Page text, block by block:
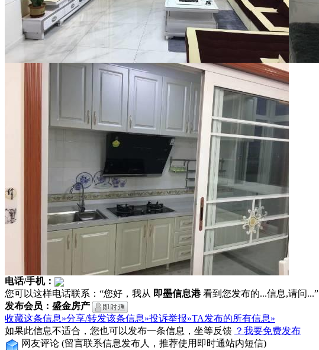
电话/手机：
您可以这样电话联系：“您好，我从 即墨信息港看到您发布的...信息,请问...”
发布会员：盛金房产
收藏这条信息»分享/转发该条信息»投诉举报»TA发布的所有信息»
如果此信息不适合，您也可以发布一条信息，坐等反馈 ？我要免费发布
网友评论 (留言联系信息发布人，推荐使用即时通站内短信)